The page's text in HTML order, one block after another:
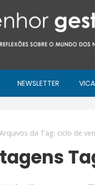
NEWSLETTER
Arquivos da Tag: ciclo de